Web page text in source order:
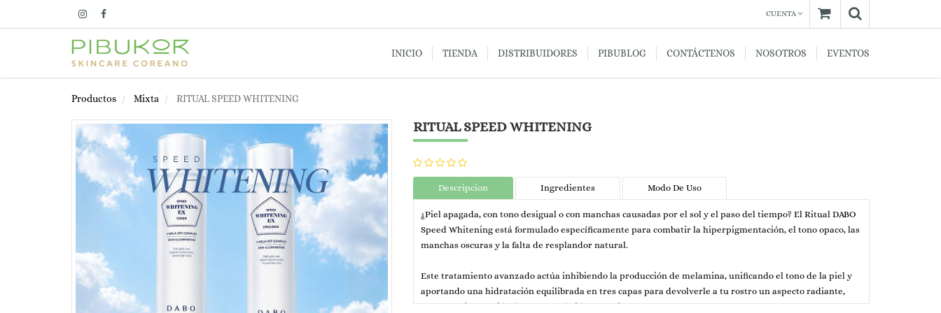
CUENTA
INICIO TIENDA DISTRIBUIDORES PIBUBLOG CONTÁCTENOS NOSOTROS EVENTOS
Productos Mixta RITUAL SPEED WHITENING
RITUAL SPEED WHITENING
Descripcion Ingredientes Modo De Uso
¿Piel apagada, con tono desigual o con manchas causadas por el sol y el paso del tiempo? El Ritual DABO
Speed Whitening está formulado específicamente para combatir la hiperpigmentación, el tono opaco, las
manchas oscuras y la falta de resplandor natural.
Este tratamiento avanzado actúa inhibiendo la producción de melamina, unificando el tono de la piel y
aportando una hidratación equilibrada en tres capas para devolverle a tu rostro un aspecto radiante,
fresco y rejuvenecido de manera rápida y efectiva.